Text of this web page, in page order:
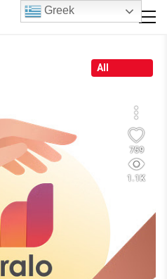
All
759
1.1K
Greek